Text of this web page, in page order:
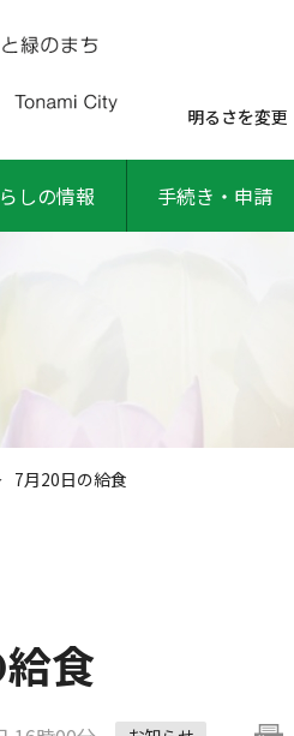
明るさを変更
しの情報 手続き・申請
7月20日の給食
食